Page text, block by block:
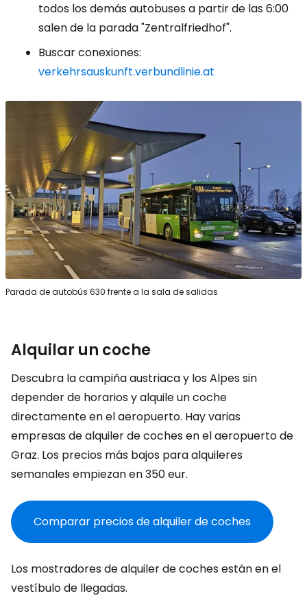
todos los demás autobuses a partir de las 6:00
salen de la parada "Zentralfriedhof".
Buscar conexiones:
verkehrsauskunft.verbundlinie.at
Parada de autobús 630 frente a la sala de salidas
Alquilar un coche
Descubra la campiña austriaca y los Alpes sin
depender de horarios y alquile un coche
directamente en el aeropuerto. Hay varias
empresas de alquiler de coches en el aeropuerto de
Graz. Los precios más bajos para alquileres
semanales empiezan en 350 eur.
Comparar precios de alquiler de coches
Los mostradores de alquiler de coches están en el
vestíbulo de llegadas.